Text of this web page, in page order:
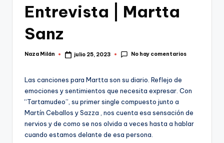
Entrevista | Martta
Sanz
Publicado
Naza Milán julio 25, 2023 No hay comentarios
Las canciones para Martta son su diario. Reflejo de
emociones y sentimientos que necesita expresar. Con
“Tartamudeo”, su primer single compuesto junto a
Martín Ceballos y Sazza , nos cuenta esa sensación de
nervios y de como se nos olvida a veces hasta a hablar
cuando estamos delante de esa persona.